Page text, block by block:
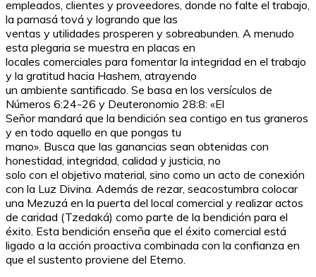
empleados, clientes y proveedores, donde no falte el trabajo,
la parnasá tová y logrando que las
ventas y utilidades prosperen y sobreabunden. A menudo
esta plegaria se muestra en placas en
locales comerciales para fomentar la integridad en el trabajo
y la gratitud hacia Hashem, atrayendo
un ambiente santificado. Se basa en los versículos de
Números 6:24-26 y Deuteronomio 28:8: «El
Señor mandará que la bendición sea contigo en tus graneros
y en todo aquello en que pongas tu
mano». Busca que las ganancias sean obtenidas con
honestidad, integridad, calidad y justicia, no
solo con el objetivo material, sino como un acto de conexión
con la Luz Divina. Además de rezar, seacostumbra colocar
una Mezuzá en la puerta del local comercial y realizar actos
de caridad (Tzedaká) como parte de la bendición para el
éxito. Esta bendición enseña que el éxito comercial está
ligado a la acción proactiva combinada con la confianza en
que el sustento proviene del Eterno.